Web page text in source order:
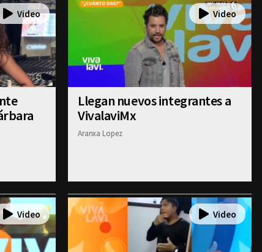
Llegan nuevos integrantes a
VivalaviMx
Aranxa Lopez